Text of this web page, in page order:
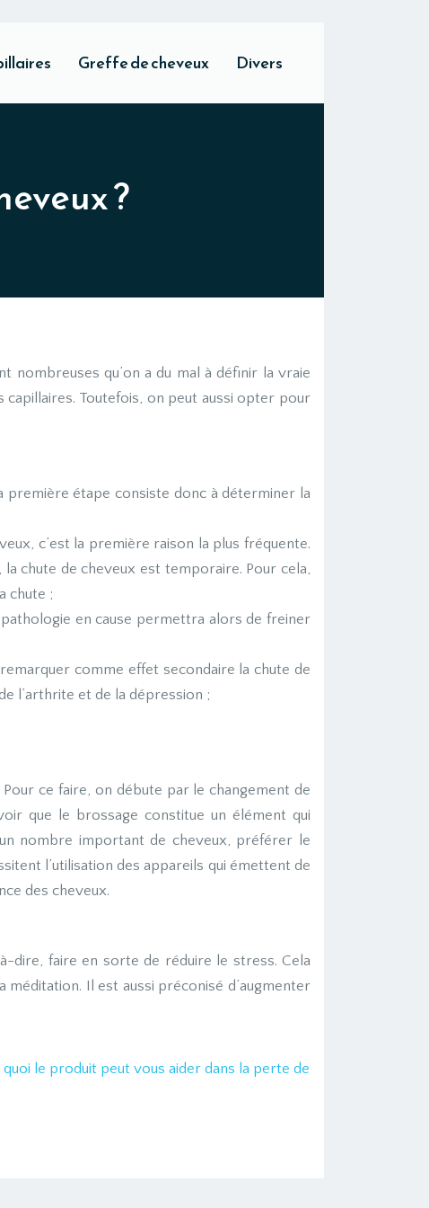
Greffe de cheveux Divers
?
nombreuses qu’on a du mal à définir la vraie
Toutefois, on peut aussi opter pour
étape consiste donc à déterminer la
c’est la première raison la plus fréquente.
chute de cheveux est temporaire. Pour cela,
chute ;
pathologie en cause permettra alors de freiner
comme effet secondaire la chute de
l’arthrite et de la dépression ;
ce faire, on débute par le changement de
que le brossage constitue un élément qui
nombre important de cheveux, préférer le
l’utilisation des appareils qui émettent de
des cheveux.
dire, faire en sorte de réduire le stress. Cela
Il est aussi préconisé d’augmenter
quoi le produit peut vous aider dans la perte de